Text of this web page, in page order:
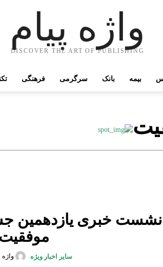
واژه پیام
DISCOVER THE ART OF PUBLISHING
بیمه بانک سرگرمی فرهنگی
نشست خبری یازدهمین
سایر اخبار ویژه واژه